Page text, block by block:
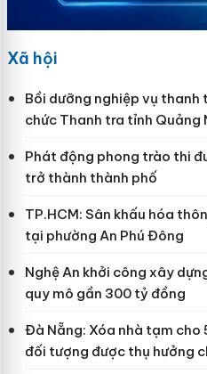
Xã hội
Bồi dưỡng nghiệp vụ thanh
chức Thanh tra tỉnh Quảng
Phát động phong trào thi
trở thành thành phố
TP.HCM: Sân khấu hóa
tại phường An Phú Đông
Nghệ An khởi công xây
quy mô gần 300 tỷ đồng
Đà Nẵng: Xóa nhà tạm cho
đối tượng được thụ hưởng